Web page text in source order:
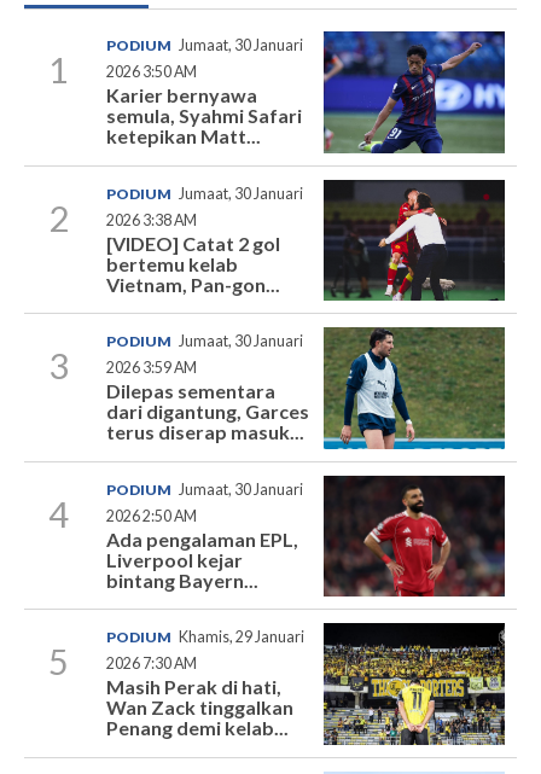
1
PODIUM Jumaat, 30 Januari
2026 3:50 AM
Karier bernyawa
semula, Syahmi Safari
ketepikan Matt...
2
PODIUM Jumaat, 30 Januari
2026 3:38 AM
[VIDEO] Catat 2 gol
bertemu kelab
Vietnam, Pan-gon...
3
PODIUM Jumaat, 30 Januari
2026 3:59 AM
Dilepas sementara
dari digantung, Garces
terus diserap masuk...
4
PODIUM Jumaat, 30 Januari
2026 2:50 AM
Ada pengalaman EPL,
Liverpool kejar
bintang Bayern...
5
PODIUM Khamis, 29 Januari
2026 7:30 AM
Masih Perak di hati,
Wan Zack tinggalkan
Penang demi kelab...